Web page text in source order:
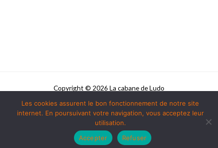
Copyright © 2026 La cabane de Ludo
Powered by La cabane de Ludo
Les cookies assurent le bon fonctionnement de notre site
internet. En poursuivant votre navigation, vous acceptez leur
utilisation.
Accepter
Refuser